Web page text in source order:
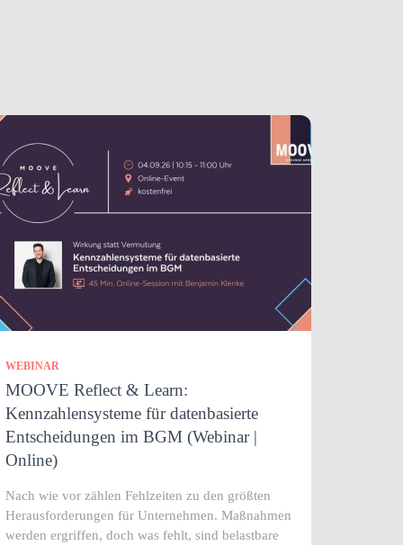
WEBINAR
MOOVE Reflect & Learn:
Kennzahlensysteme für datenbasierte
Entscheidungen im BGM (Webinar |
Online)
Nach wie vor zählen Fehlzeiten zu den größten
Herausforderungen für Unternehmen. Maßnahmen
werden ergriffen, doch was fehlt, sind belastbare